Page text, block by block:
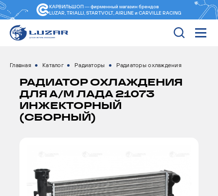
КАРВИЛЬШОП — фирменный магазин брендов
LUZAR, TRIALLI, STARTVOLT, AIRLINE и CARVILLE RACING
Главная Каталог Радиаторы Радиаторы охлаждения
РАДИАТОР ОХЛАЖДЕНИЯ
ДЛЯ А/М ЛАДА 21073
ИНЖЕКТОРНЫЙ
(СБОРНЫЙ)